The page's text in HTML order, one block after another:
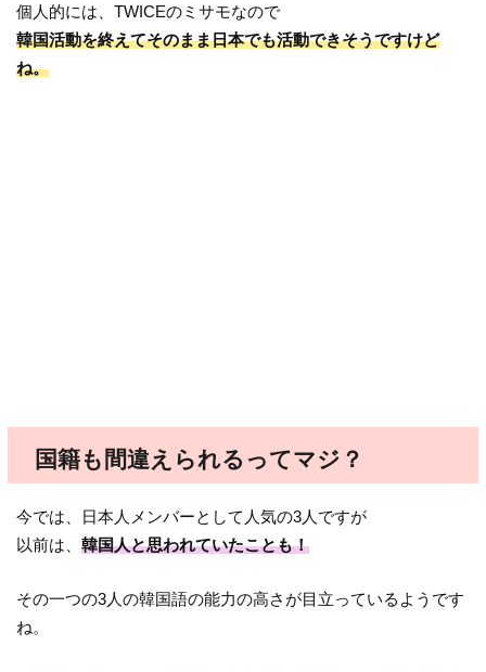
個人的には、TWICEのミサモなので
韓国活動を終えてそのまま日本でも活動できそうですけど
ね。
国籍も間違えられるってマジ？
今では、日本人メンバーとして人気の3人ですが
以前は、韓国人と思われていたことも！
その一つの3人の韓国語の能力の高さが目立っているようです
ね。